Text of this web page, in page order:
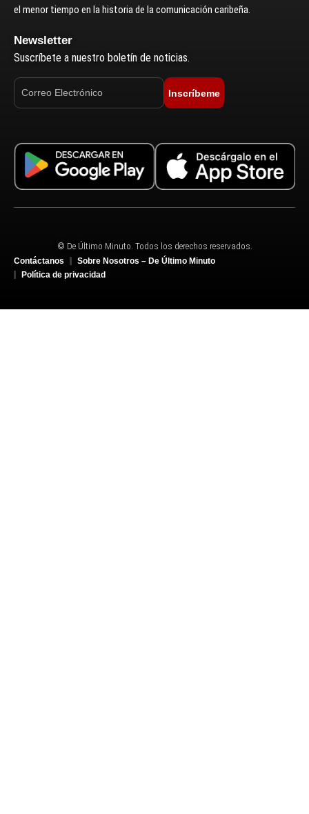
el menor tiempo en la historia de la comunicación caribeña.
Newsletter
Suscríbete a nuestro boletín de noticias.
Inscríbeme
© De Último Minuto. Todos los derechos reservados.
Contáctanos
Sobre Nosotros – De Último Minuto
Política de privacidad